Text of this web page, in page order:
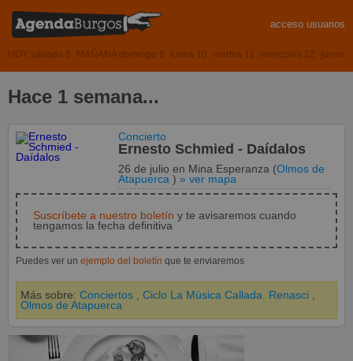
acceso usuarios
HOY sábado 8 MAÑANA domingo 9 lunes 10 martes 11 miércoles 12 jueves
Hace 1 semana...
Concierto
Ernesto Schmied - Daídalos
26 de julioen Mina Esperanza (Olmos de
Atapuerca ) » ver mapa
Suscríbete a nuestro boletín y te avisaremos cuando
tengamos la fecha definitiva
Puedes ver un ejemplo del boletín que te enviaremos
Más sobre: Conciertos Ciclo La Música Callada. Renasci
Olmos de Atapuerca